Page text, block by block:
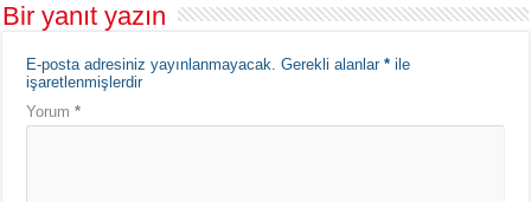
Bir yanıt yazın
E-posta adresiniz yayınlanmayacak. Gerekli alanlar* ile
işaretlenmişlerdir
Yorum*